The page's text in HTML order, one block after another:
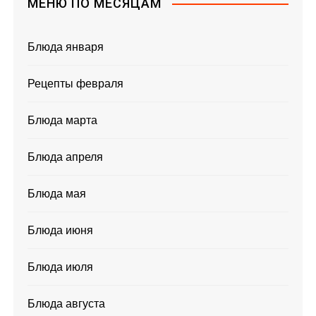
МЕНЮ ПО МЕСЯЦАМ
Блюда января
Рецепты февраля
Блюда марта
Блюда апреля
Блюда мая
Блюда июня
Блюда июля
Блюда августа